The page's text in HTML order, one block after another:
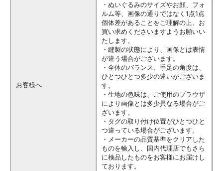
お客様へ
・ぬいぐるみのサイズやお顔、フォ
ルム等、画像の通りではなく1点1点
個体差があることをご理解の上、お
買い求めくださいますようお願いい
たします。
・縫製の状態により、画像とは表情
が違う場合がございます。
・全体のバランス、手足の角度は、
ひとつひとつ多少の違いがございま
す。
・生地の色味は、ご使用のブラウザ
により画像とは多少異なる場合がご
ざいます。
・タグの取り付け位置がひとつひと
つ違っている場合がございます。
・メーカーの品質基準をクリアした
ものを輸入し、国内代理店でもさら
に検品したものをお客様にお届けし
ております。